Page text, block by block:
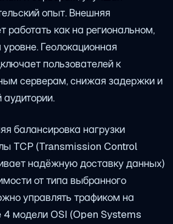
опыт. Внешняя
работать как на региональном,
Геолокационная
пользователей к
серверам, снижая задержки и
аудитории.
балансировка нагрузки
TCP (Transmission Control
надёжную доставку данных)
от типа выбранного
управлять трафиком на
4 модели OSI (Open Systems